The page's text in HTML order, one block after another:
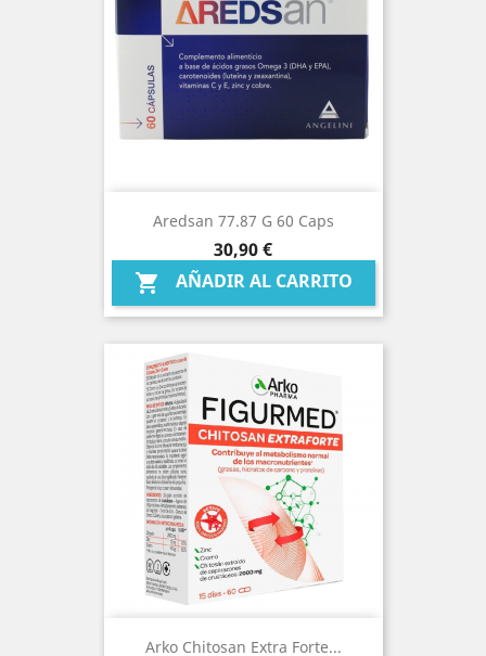
Aredsan 77.87 G 60 Caps
Precio
30,90 €
 AÑADIR AL CARRITO
Arko Chitosan Extra Forte...